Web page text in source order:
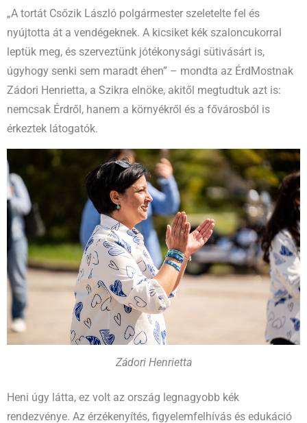
„A tortát Csőzik László polgármester szeletelte fel és
nyújtotta át a vendégeknek. A kicsiket kék szaloncukorral
leptük meg, és szerveztünk jótékonysági sütivásárt is,
úgyhogy senki sem maradt éhen” – mondta az ÉrdMostnak
Zádori Henrietta, a Szikra elnöke, akitől megtudtuk azt is:
nemcsak Érdről, hanem a környékről és a fővárosból is
érkeztek látogatók.
Zádori Henrietta
Heni úgy látta, ez volt az ország legnagyobb kék
rendezvénye. Az érzékenyítés, figyelemfelhívás és edukáció